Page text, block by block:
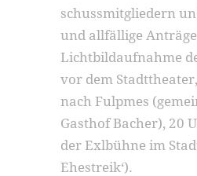
schussmitgliedern
und allfällige
Lichtbildaufnahme
vor dem
nach Fulpmes
Gasthof Bacher), 20
der Exlbühne im
Ehestreik‘).